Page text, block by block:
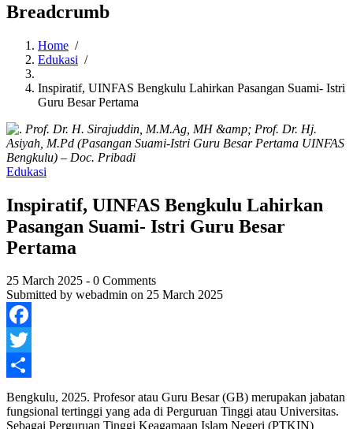
Breadcrumb
Home /
Edukasi /
Inspiratif, UINFAS Bengkulu Lahirkan Pasangan Suami- Istri
Guru Besar Pertama
Prof. Dr. H. Sirajuddin, M.M.Ag, MH &amp; Prof. Dr. Hj.
Asiyah, M.Pd (Pasangan Suami-Istri Guru Besar Pertama UINFAS
Bengkulu) – Doc. Pribadi
Edukasi
Inspiratif, UINFAS Bengkulu Lahirkan
Pasangan Suami- Istri Guru Besar
Pertama
25 March 2025 - 0 Comments
Submitted by webadmin on 25 March 2025
Facebook
Twitter
Share
Bengkulu, 2025. Profesor atau Guru Besar (GB) merupakan jabatan
fungsional tertinggi yang ada di Perguruan Tinggi atau Universitas.
Sebagai Perguruan Tinggi Keagamaan Islam Negeri (PTKIN)